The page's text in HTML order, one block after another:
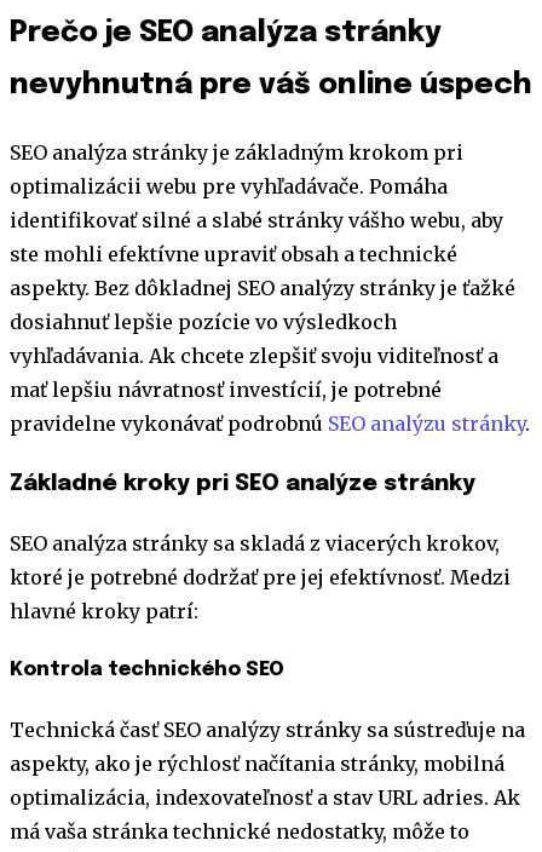
Prečo je SEO analýza stránky
nevyhnutná pre váš online úspech
SEO analýza stránky je základným krokom pri
optimalizácii webu pre vyhľadávače. Pomáha
identifikovať silné a slabé stránky vášho webu, aby
ste mohli efektívne upraviť obsah a technické
aspekty. Bez dôkladnej SEO analýzy stránky je ťažké
dosiahnuť lepšie pozície vo výsledkoch
vyhľadávania. Ak chcete zlepšiť svoju viditeľnosť a
mať lepšiu návratnosť investícií, je potrebné
pravidelne vykonávať podrobnú SEO analýzu stránky.
Základné kroky pri SEO analýze stránky
SEO analýza stránky sa skladá z viacerých krokov,
ktoré je potrebné dodržať pre jej efektívnosť. Medzi
hlavné kroky patrí:
Kontrola technického SEO
Technická časť SEO analýzy stránky sa sústreďuje na
aspekty, ako je rýchlosť načítania stránky, mobilná
optimalizácia, indexovateľnosť a stav URL adries. Ak
má vaša stránka technické nedostatky, môže to